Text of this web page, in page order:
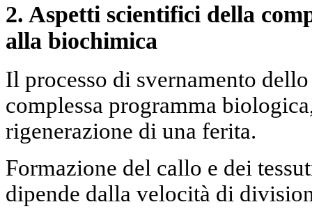
2. Aspetti scientifici della
alla biochimica
Il processo di svernamento
complessa programma
rigenerazione di una ferita.
Formazione del callo e dei
dipende dalla velocità di